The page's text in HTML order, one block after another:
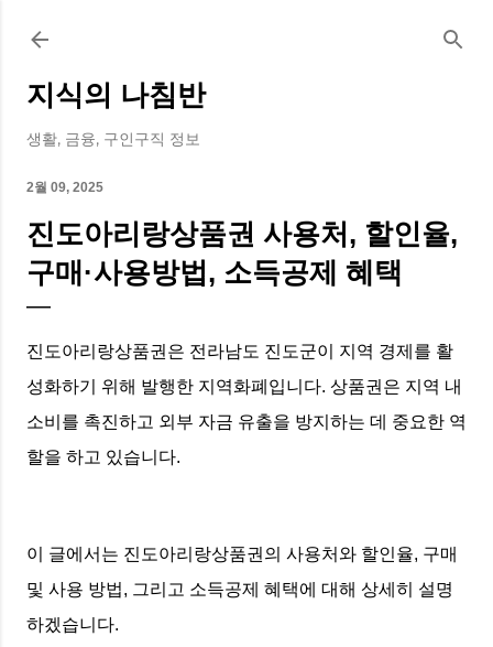
지식의 나침반
생활, 금융, 구인구직 정보
2월 09, 2025
진도아리랑상품권 사용처, 할인율,
구매·사용방법, 소득공제 혜택
진도아리랑상품권은 전라남도 진도군이 지역 경제를 활
성화하기 위해 발행한 지역화폐입니다. 상품권은 지역 내
소비를 촉진하고 외부 자금 유출을 방지하는 데 중요한 역
할을 하고 있습니다.
이 글에서는 진도아리랑상품권의 사용처와 할인율, 구매
및 사용 방법, 그리고 소득공제 혜택에 대해 상세히 설명
하겠습니다.